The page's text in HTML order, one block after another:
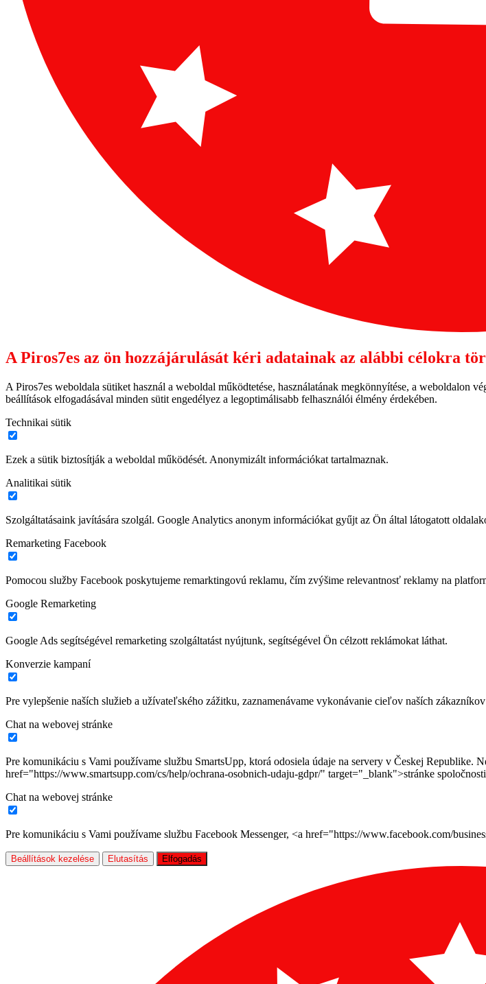
A Piros7es az ön hozzájárulását kéri adatainak az alábbi célokra
A Piros7es weboldala sütiket használ a weboldal működtetése, használatának megkönnyítése, a weboldalon
beállítások elfogadásával minden sütit engedélyez a legoptimálisabb felhasználói élmény érdekében.
Technikai sütik
Ezek a sütik biztosítják a weboldal működését. Anonymizált információkat tartalmaznak.
Analitikai sütik
Szolgáltatásaink javítására szolgál. Google Analytics anonym információkat gyűjt az Ön által látogatott
Remarketing Facebook
Pomocou služby Facebook poskytujeme remarktingovú reklamu, čím zvýšime relevantnosť reklamy na
Google Remarketing
Google Ads segítségével remarketing szolgáltatást nyújtunk, segítségével Ön célzott reklámokat láthat.
Konverzie kampaní
Pre vylepšenie naších služieb a užívateľského zážitku, zaznamenávame vykonávanie cieľov naších
Chat na webovej stránke
Pre komunikáciu s Vami používame službu SmartsUpp, ktorá odosiela údaje na servery v Českej Republike.
href="https://www.smartsupp.com/cs/help/ochrana-osobnich-udaju-gdpr/" target="_blank">stránke
Chat na webovej stránke
Pre komunikáciu s Vami používame službu Facebook Messenger, <a href="https://www.facebook.com/
Beállítások kezelése Elutasítás Elfogadás